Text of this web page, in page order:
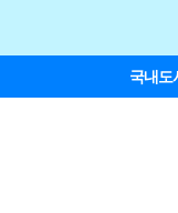
국내도